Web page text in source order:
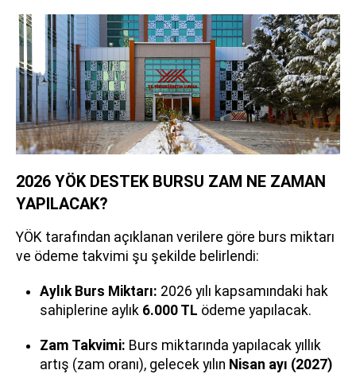
2026 YÖK DESTEK BURSU ZAM NE ZAMAN
YAPILACAK?
YÖK tarafından açıklanan verilere göre burs miktarı
ve ödeme takvimi şu şekilde belirlendi:
Aylık Burs Miktarı: 2026 yılı kapsamındaki hak
sahiplerine aylık 6.000 TL ödeme yapılacak.
Zam Takvimi: Burs miktarında yapılacak yıllık
artış (zam oranı), gelecek yılın Nisan ayı (2027)